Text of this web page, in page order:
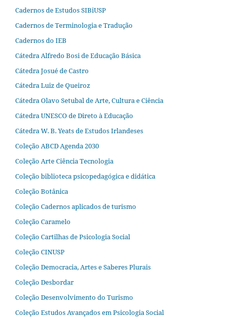
Cadernos de Estudos SIBiUSP
Cadernos de Terminologia e Tradução
Cadernos do IEB
Cátedra Alfredo Bosi de Educação Básica
Cátedra Josué de Castro
Cátedra Luiz de Queiroz
Cátedra Olavo Setubal de Arte, Cultura e Ciência
Cátedra UNESCO de Direto à Educação
Cátedra W. B. Yeats de Estudos Irlandeses
Coleção ABCD Agenda 2030
Coleção Arte Ciência Tecnologia
Coleção biblioteca psicopedagógica e didática
Coleção Botânica
Coleção Cadernos aplicados de turismo
Coleção Caramelo
Coleção Cartilhas de Psicologia Social
Coleção CINUSP
Coleção Democracia, Artes e Saberes Plurais
Coleção Desbordar
Coleção Desenvolvimento do Turismo
Coleção Estudos Avançados em Psicologia Social